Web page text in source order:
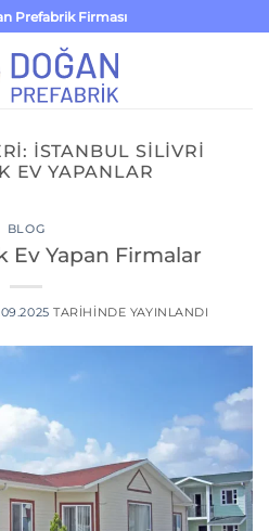
Prefabrik Firması
ISTANBUL SILIVRI
EV YAPANLAR
BLOG
Ev Yapan Firmalar
TARIHINDE YAYINLANDI